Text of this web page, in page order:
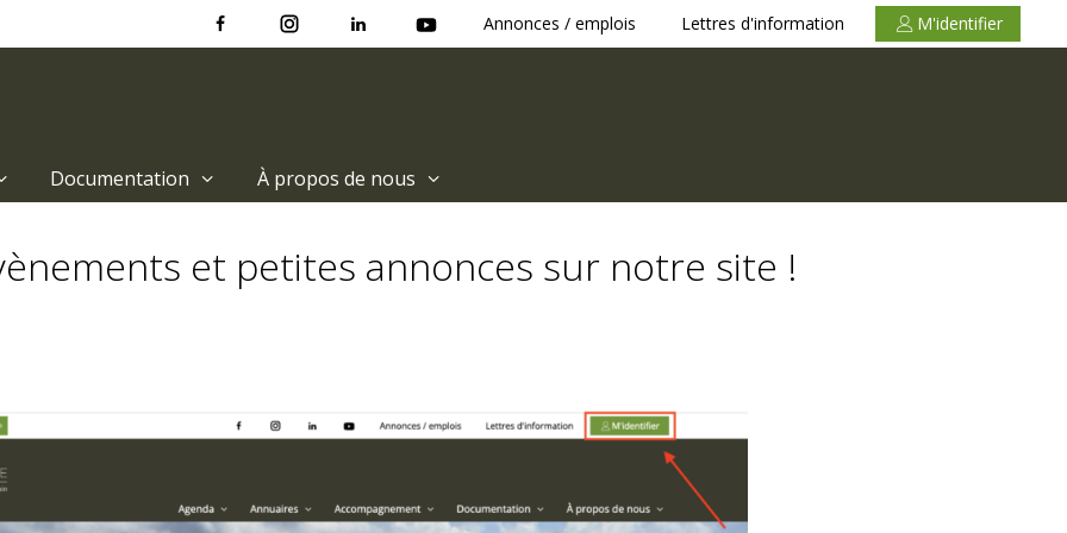
Annonces / emplois Lettres d'information M'identifier
Documentation À propos de nous
et petites annonces sur notre site !